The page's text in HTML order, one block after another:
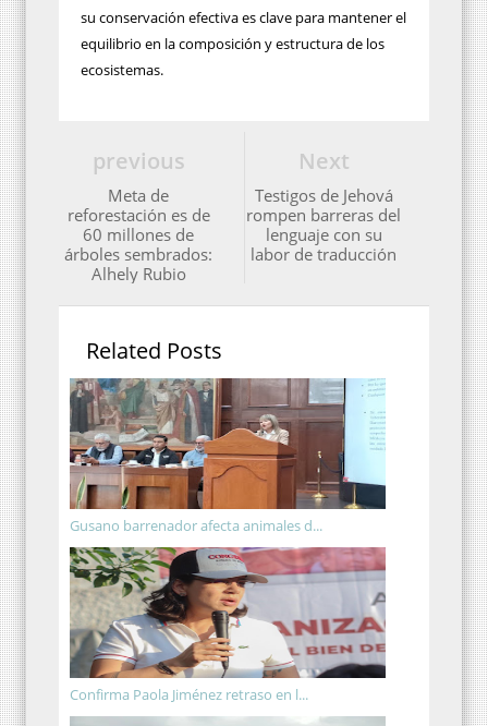
su conservación efectiva es clave para mantener el
equilibrio en la composición y estructura de los
ecosistemas.
Next
Testigos de Jehová
rompen barreras del
lenguaje con su
labor de traducción
previous
Meta de
reforestación es de
60 millones de
árboles sembrados:
Alhely Rubio
Related Posts
Gusano barrenador afecta animales d...
Confirma Paola Jiménez retraso en l...